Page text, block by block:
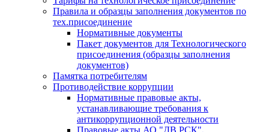
Правила и образцы заполнения документов по
тех.присоединение
Нормативные документы
Пакет документов для Технологического
присоединения (образцы заполнения
документов)
Памятка потребителям
Противодействие коррупции
Нормативные правовые акты,
устанавливающие требования к
антикоррупционной деятельности
Правовые акты АО "ДВ РСК",